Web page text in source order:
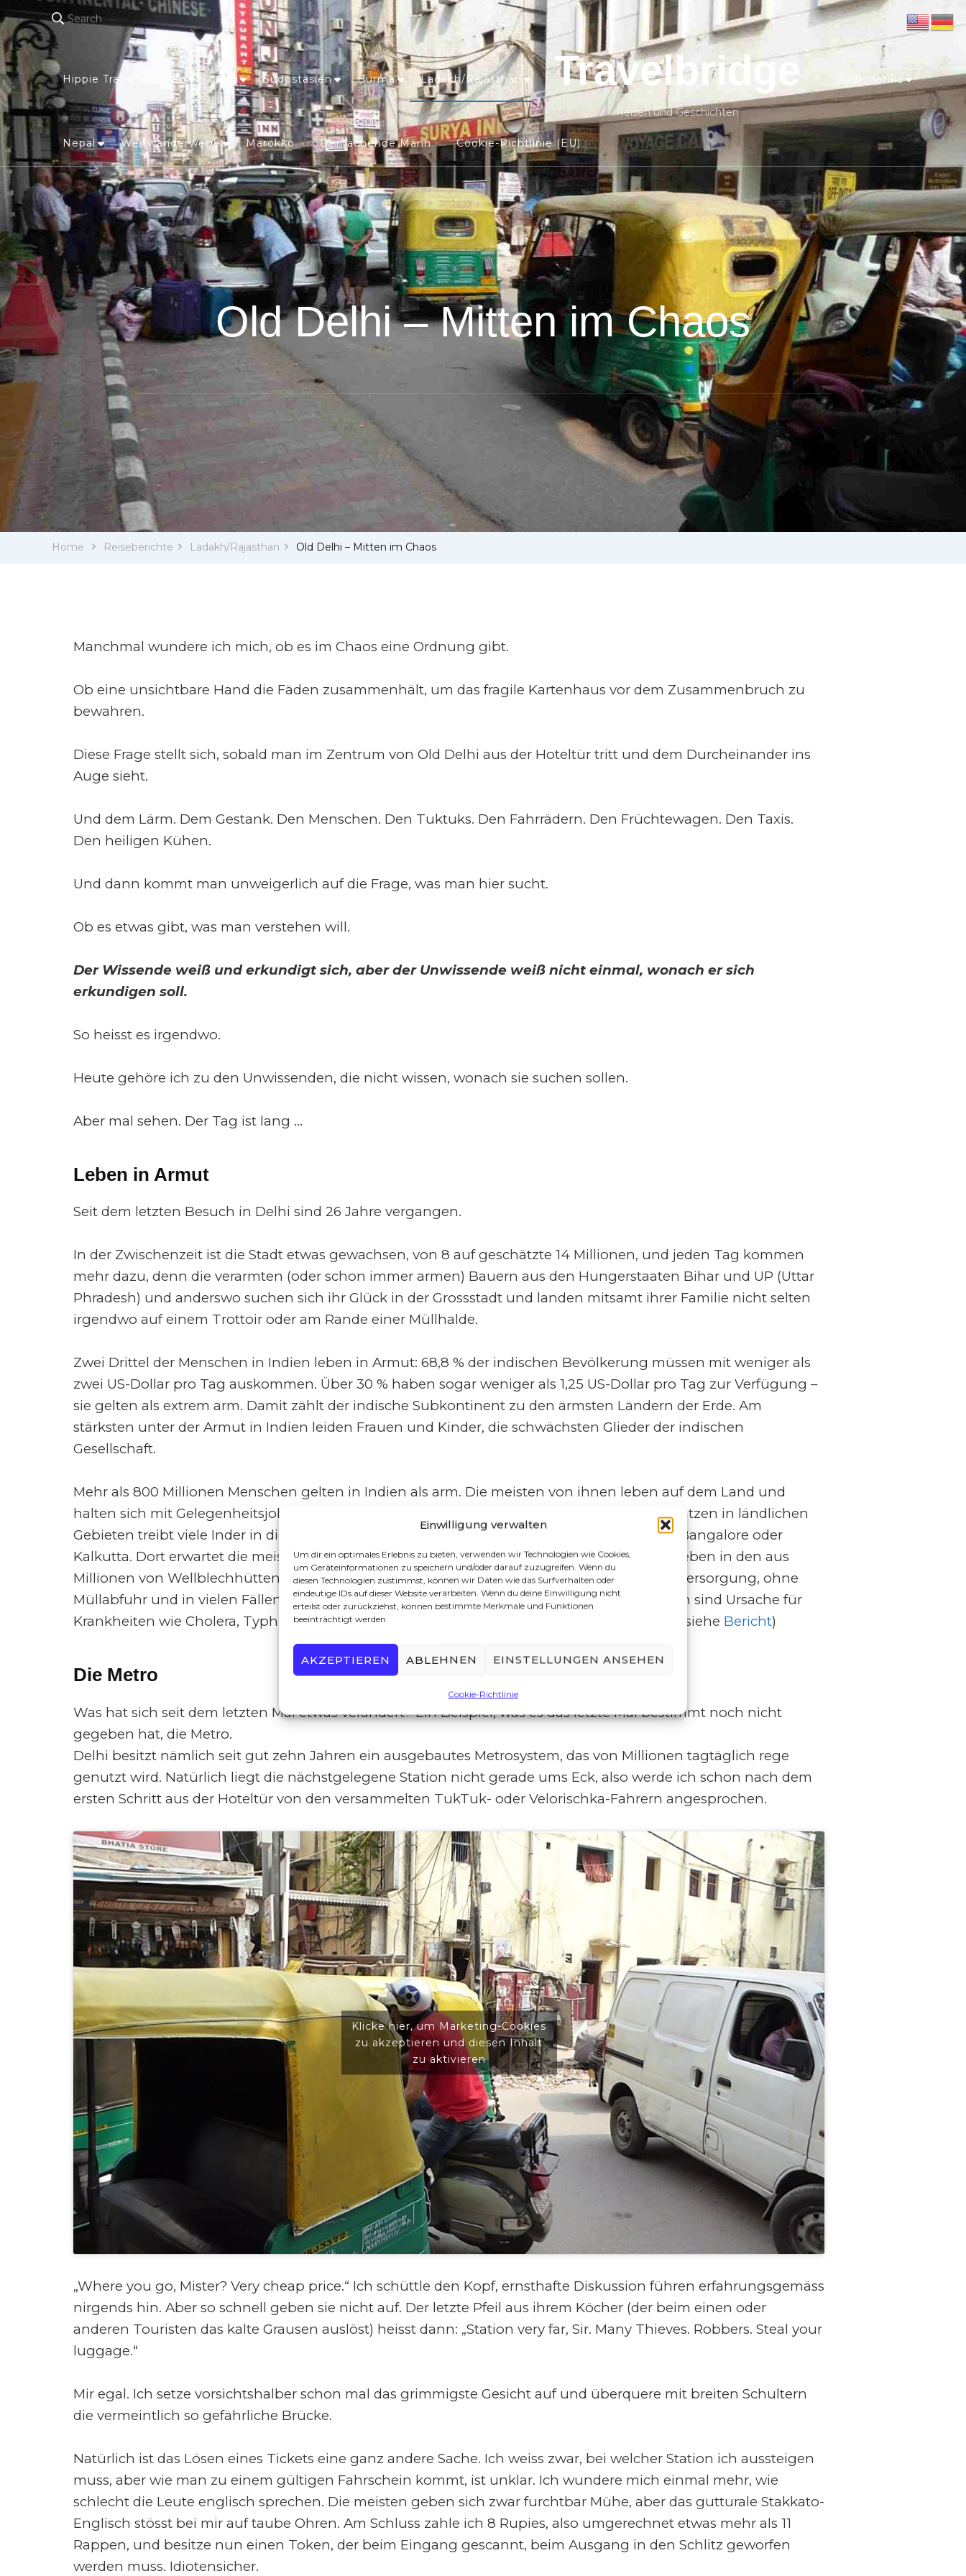
Einwilligung verwalten
Um dir ein optimales Erlebnis zu bieten, verwenden wir Technologien wie Cookies,
um Geräteinformationen zu speichern und/oder darauf zuzugreifen. Wenn du
diesen Technologien zustimmst, können wir Daten wie das Surfverhalten oder
eindeutige IDs auf dieser Website verarbeiten. Wenn du deine Einwilligung nicht
erteilst oder zurückziehst, können bestimmte Merkmale und Funktionen
beeinträchtigt werden.
AKZEPTIEREN ABLEHNEN EINSTELLUNGEN ANSEHEN
Cookie-Richtlinie
Search
Hippie Trail Indien Laos Südostasien Burma Ladakh/Rajasthan Travelbridge
Reisen und Geschichten
Südamerika
Nepal Weitwanderwege Marokko Der lachende Mann Cookie-Richtlinie (EU)
Old Delhi – Mitten im Chaos
Home Reiseberichte Ladakh/Rajasthan Old Delhi – Mitten im Chaos
Manchmal wundere ich mich, ob es im Chaos eine Ordnung gibt.
Ob eine unsichtbare Hand die Fäden zusammenhält, um das fragile Kartenhaus vor dem Zusammenbruch zu
bewahren.
Diese Frage stellt sich, sobald man im Zentrum von Old Delhi aus der Hoteltür tritt und dem Durcheinander ins
Auge sieht.
Und dem Lärm. Dem Gestank. Den Menschen. Den Tuktuks. Den Fahrrädern. Den Früchtewagen. Den Taxis.
Den heiligen Kühen.
Und dann kommt man unweigerlich auf die Frage, was man hier sucht.
Ob es etwas gibt, was man verstehen will.
Der Wissende weiß und erkundigt sich, aber der Unwissende weiß nicht einmal, wonach er sich
erkundigen soll.
So heisst es irgendwo.
Heute gehöre ich zu den Unwissenden, die nicht wissen, wonach sie suchen sollen.
Aber mal sehen. Der Tag ist lang …
Leben in Armut
Seit dem letzten Besuch in Delhi sind 26 Jahre vergangen.
In der Zwischenzeit ist die Stadt etwas gewachsen, von 8 auf geschätzte 14 Millionen, und jeden Tag kommen
mehr dazu, denn die verarmten (oder schon immer armen) Bauern aus den Hungerstaaten Bihar und UP (Uttar
Phradesh) und anderswo suchen sich ihr Glück in der Grossstadt und landen mitsamt ihrer Familie nicht selten
irgendwo auf einem Trottoir oder am Rande einer Müllhalde.
Zwei Drittel der Menschen in Indien leben in Armut: 68,8 % der indischen Bevölkerung müssen mit weniger als
zwei US-Dollar pro Tag auskommen. Über 30 % haben sogar weniger als 1,25 US-Dollar pro Tag zur Verfügung –
sie gelten als extrem arm. Damit zählt der indische Subkontinent zu den ärmsten Ländern der Erde. Am
stärksten unter der Armut in Indien leiden Frauen und Kinder, die schwächsten Glieder der indischen
Gesellschaft.
Mehr als 800 Millionen Menschen gelten in Indien als arm. Die meisten von ihnen leben auf dem Land und
halten sich mit Gelegenheitsjobs über Wasser. Der Mangel an existenzsichernden Arbeitsplätzen in ländlichen
Gebieten treibt viele Inder in die rasant wachsenden Metropolregionen wie Bombay, Delhi, Bangalore oder
Kalkutta. Dort erwartet die meisten von ihnen ein von Armut und Verzweiflung geprägtes Leben in den aus
Millionen von Wellblechhütten bestehenden Mega-Slums, ohne ausreichende Trinkwasserversorgung, ohne
Müllabfuhr und in vielen Fällen auch ohne Elektrizität. Die schlechten Hygienebedingungen sind Ursache für
Krankheiten wie Cholera, Typhus und Ruhr, an denen vor allem Kinder leiden und sterben. (siehe Bericht)
Die Metro
Was hat sich seit dem letzten Mal etwas verändert? Ein Beispiel, was es das letzte Mal bestimmt noch nicht
gegeben hat, die Metro.
Delhi besitzt nämlich seit gut zehn Jahren ein ausgebautes Metrosystem, das von Millionen tagtäglich rege
genutzt wird. Natürlich liegt die nächstgelegene Station nicht gerade ums Eck, also werde ich schon nach dem
ersten Schritt aus der Hoteltür von den versammelten TukTuk- oder Velorischka-Fahrern angesprochen.
Klicke hier, um Marketing-Cookies
zu akzeptieren und diesen Inhalt
zu aktivieren
„Where you go, Mister? Very cheap price.“ Ich schüttle den Kopf, ernsthafte Diskussion führen erfahrungsgemäss
nirgends hin. Aber so schnell geben sie nicht auf. Der letzte Pfeil aus ihrem Köcher (der beim einen oder
anderen Touristen das kalte Grausen auslöst) heisst dann: „Station very far, Sir. Many Thieves. Robbers. Steal your
luggage.“
Mir egal. Ich setze vorsichtshalber schon mal das grimmigste Gesicht auf und überquere mit breiten Schultern
die vermeintlich so gefährliche Brücke.
Natürlich ist das Lösen eines Tickets eine ganz andere Sache. Ich weiss zwar, bei welcher Station ich aussteigen
muss, aber wie man zu einem gültigen Fahrschein kommt, ist unklar. Ich wundere mich einmal mehr, wie
schlecht die Leute englisch sprechen. Die meisten geben sich zwar furchtbar Mühe, aber das gutturale Stakkato-
Englisch stösst bei mir auf taube Ohren. Am Schluss zahle ich 8 Rupies, also umgerechnet etwas mehr als 11
Rappen, und besitze nun einen Token, der beim Eingang gescannt, beim Ausgang in den Schlitz geworfen
werden muss. Idiotensicher.